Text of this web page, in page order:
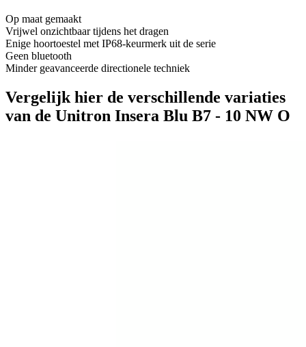
Op maat gemaakt
Vrijwel onzichtbaar tijdens het dragen
Enige hoortoestel met IP68-keurmerk uit de serie
Geen bluetooth
Minder geavanceerde directionele techniek
Vergelijk hier de verschillende variaties
van de Unitron Insera Blu B7 - 10 NW O